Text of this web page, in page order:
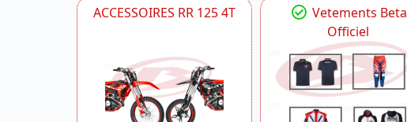
ACCESSOIRES RR 125 4T
Vetements Beta
Officiel